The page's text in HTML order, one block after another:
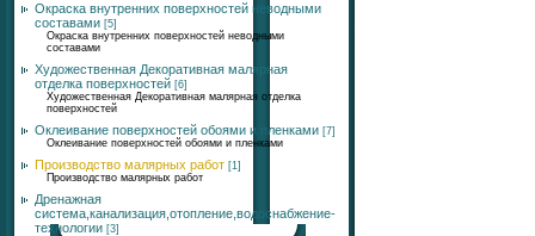
Окраска внутренних поверхностей неводными
составами [5]
Окраска внутренних поверхностей неводными
составами
Художественная Декоративная малярная
отделка поверхностей [6]
Художественная Декоративная малярная отделка
поверхностей
Оклеивание поверхностей обоями и пленками [7]
Оклеивание поверхностей обоями и пленками
Производство малярных работ [1]
Производство малярных работ
Дренажная
система,канализация,отопление,водоснабжение-
технологии [3]